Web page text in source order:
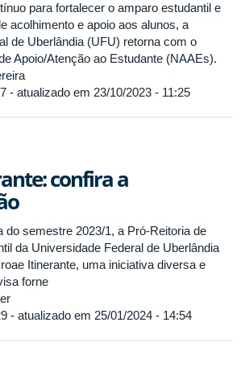
para fortalecer o amparo estudantil e
acolhimento e apoio aos alunos, a
de Uberlândia (UFU) retorna com o
Apoio/Atenção ao Estudante (NAAEs).
- atualizado em 23/10/2023 - 11:25
confira a
do semestre 2023/1, a Pró-Reitoria de
da Universidade Federal de Uberlândia
Itinerante, uma iniciativa diversa e
forne
- atualizado em 25/01/2024 - 14:54